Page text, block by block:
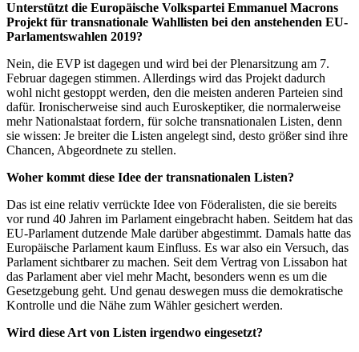
Unterstützt die Europäische Volkspartei Emmanuel Macrons
Projekt für transnationale Wahllisten bei den anstehenden EU-
Parlamentswahlen 2019?
Nein, die EVP ist dagegen und wird bei der Plenarsitzung am 7.
Februar dagegen stimmen. Allerdings wird das Projekt dadurch
wohl nicht gestoppt werden, den die meisten anderen Parteien sind
dafür. Ironischerweise sind auch Euroskeptiker, die normalerweise
mehr Nationalstaat fordern, für solche transnationalen Listen, denn
sie wissen: Je breiter die Listen angelegt sind, desto größer sind ihre
Chancen, Abgeordnete zu stellen.
Woher kommt diese Idee der transnationalen Listen?
Das ist eine relativ verrückte Idee von Föderalisten, die sie bereits
vor rund 40 Jahren im Parlament eingebracht haben. Seitdem hat das
EU-Parlament dutzende Male darüber abgestimmt. Damals hatte das
Europäische Parlament kaum Einfluss. Es war also ein Versuch, das
Parlament sichtbarer zu machen. Seit dem Vertrag von Lissabon hat
das Parlament aber viel mehr Macht, besonders wenn es um die
Gesetzgebung geht. Und genau deswegen muss die demokratische
Kontrolle und die Nähe zum Wähler gesichert werden.
Wird diese Art von Listen irgendwo eingesetzt?